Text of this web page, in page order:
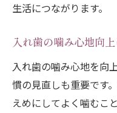
生活につながります。
入れ歯の噛み心地向
入れ歯の噛み心地を向
慣の見直しも重要です
えめにしてよく噛むこ